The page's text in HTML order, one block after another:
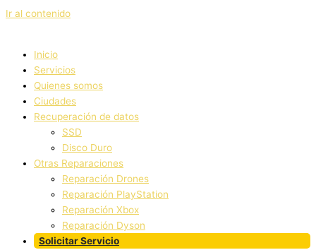
Ir al contenido
Inicio
Servicios
Quienes somos
Ciudades
Recuperación de datos
SSD
Disco Duro
Otras Reparaciones
Reparación Drones
Reparación PlayStation
Reparación Xbox
Reparación Dyson
Solicitar Servicio